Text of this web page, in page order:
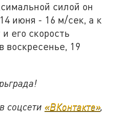
силой он
июня - 16 м/сек, а к
его скорость
воскресенье, 19
соцсети «ВКонтакте»,